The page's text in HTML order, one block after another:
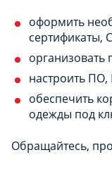
оформить
сертификаты,
организовать
настроить
обеспечить
одежды под
Обращайтесь,